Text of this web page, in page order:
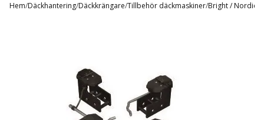
namn,
Hem/Däckhantering/Däckkrängare/Tillbehör däckmaskiner/Bright / Nordic